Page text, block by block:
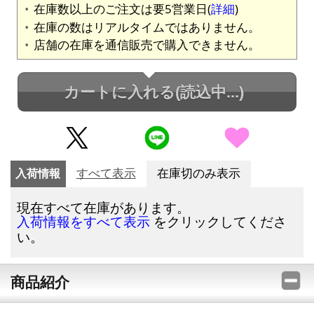
在庫数以上のご注文は要5営業日(詳細)
在庫の数はリアルタイムではありません。
店舗の在庫を通信販売で購入できません。
カートに入れる(読込中...)
入荷情報 すべて表示 在庫切のみ表示
現在すべて在庫があります。
入荷情報をすべて表示 をクリックしてくださ
い。
商品紹介